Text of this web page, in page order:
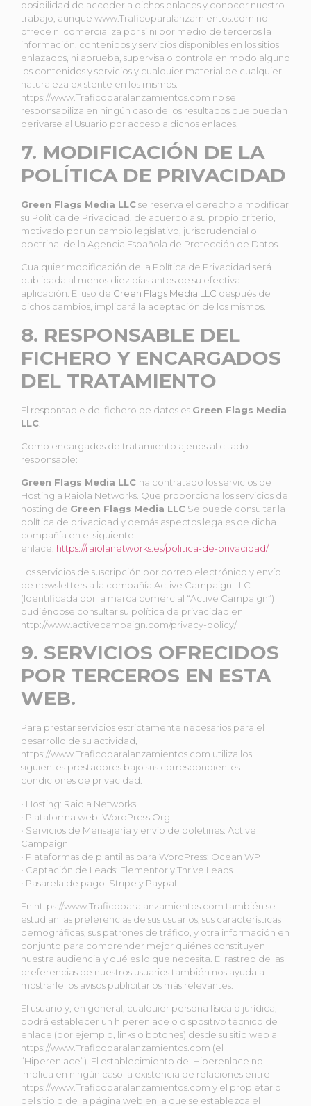
posibilidad de acceder a dichos enlaces y conocer nuestro
trabajo, aunque www.Traficoparalanzamientos.com no
ofrece ni comercializa por sí ni por medio de terceros la
información, contenidos y servicios disponibles en los sitios
enlazados, ni aprueba, supervisa o controla en modo alguno
los contenidos y servicios y cualquier material de cualquier
naturaleza existente en los mismos.
https://www.Traficoparalanzamientos.com no se
responsabiliza en ningún caso de los resultados que puedan
derivarse al Usuario por acceso a dichos enlaces.
7. MODIFICACIÓN DE LA
POLÍTICA DE PRIVACIDAD
Green Flags Media LLCse reserva el derecho a modificar
su Política de Privacidad, de acuerdo a su propio criterio,
motivado por un cambio legislativo, jurisprudencial o
doctrinal de la Agencia Española de Protección de Datos.
Cualquier modificación de la Política de Privacidad será
publicada al menos diez días antes de su efectiva
aplicación. El uso de Green Flags Media LLC después de
dichos cambios, implicará la aceptación de los mismos.
8. RESPONSABLE DEL
FICHERO Y ENCARGADOS
DEL TRATAMIENTO
El responsable del fichero de datos es Green Flags Media
LLC
Como encargados de tratamiento ajenos al citado
responsable:
Green Flags Media LLC ha contratado los servicios de
Hosting a Raiola Networks. Que proporciona los servicios de
hosting de Green Flags Media LLC Se puede consultar la
política de privacidad y demás aspectos legales de dicha
compañía en el siguiente
enlace: https://raiolanetworks.es/politica-de-privacidad/
Los servicios de suscripción por correo electrónico y envío
de newsletters a la compañía Active Campaign LLC
(Identificada por la marca comercial “Active Campaign”)
pudiéndose consultar su política de privacidad en
http://www.activecampaign.com/privacy-policy/
9. SERVICIOS OFRECIDOS
POR TERCEROS EN ESTA
WEB.
Para prestar servicios estrictamente necesarios para el
desarrollo de su actividad,
https://www.Traficoparalanzamientos.com utiliza los
siguientes prestadores bajo sus correspondientes
condiciones de privacidad.
• Hosting: Raiola Networks
• Plataforma web: WordPress.Org
• Servicios de Mensajería y envío de boletines: Active
Campaign
• Plataformas de plantillas para WordPress: Ocean WP
• Captación de Leads: Elementor y Thrive Leads
• Pasarela de pago: Stripe y Paypal
En https://www.Traficoparalanzamientos.com también se
estudian las preferencias de sus usuarios, sus características
demográficas, sus patrones de tráfico, y otra información en
conjunto para comprender mejor quiénes constituyen
nuestra audiencia y qué es lo que necesita. El rastreo de las
preferencias de nuestros usuarios también nos ayuda a
mostrarle los avisos publicitarios más relevantes.
El usuario y, en general, cualquier persona física o jurídica,
podrá establecer un hiperenlace o dispositivo técnico de
enlace (por ejemplo, links o botones) desde su sitio web a
https://www.Traficoparalanzamientos.com (el
“Hiperenlace“). El establecimiento del Hiperenlace no
implica en ningún caso la existencia de relaciones entre
https://www.Traficoparalanzamientos.com y el propietario
del sitio o de la página web en la que se establezca el